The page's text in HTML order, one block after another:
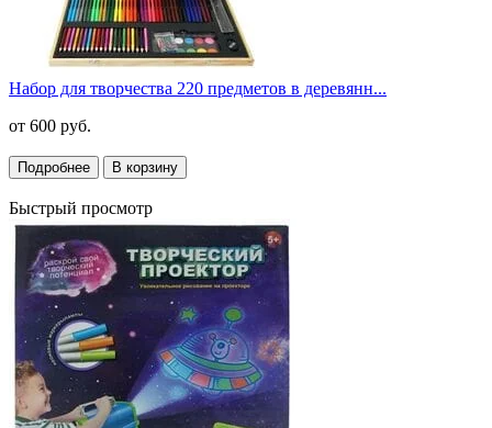
Набор для творчества 220 предметов в деревянн...
от 600 руб.
Подробнее В корзину
Быстрый просмотр